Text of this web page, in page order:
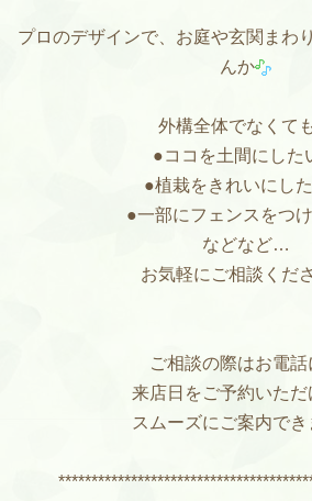
プロのデザインで、お庭や玄関まわ
んか
外構全体でなくて
●ココを土間にし
●植栽をきれいにし
●一部にフェンスをつ
などなど…
お気軽にご相談くだ
ご相談の際はお電話
来店日をご予約いただ
スムーズにご案内でき